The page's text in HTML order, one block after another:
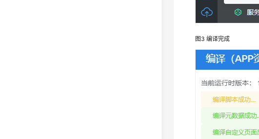
图3编译完成